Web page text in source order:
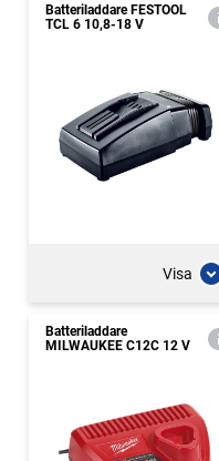
Batteriladdare FESTOOL
TCL 6 10,8-18 V
Visa
Batteriladdare
MILWAUKEE C12C 12 V